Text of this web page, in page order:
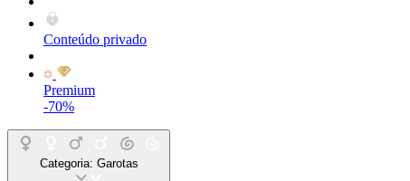
Conteúdo privado
Premium
-70%
Categoria: Garotas